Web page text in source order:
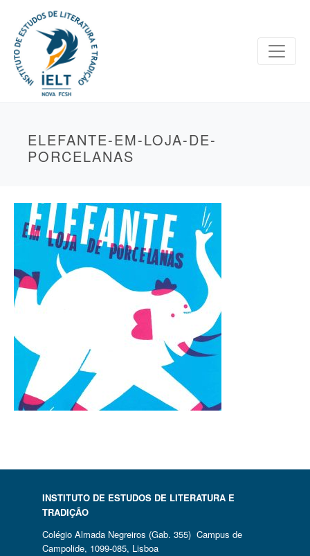
ELEFANTE-EM-LOJA-DE-
PORCELANAS
INSTITUTO DE ESTUDOS DE LITERATURA E
TRADIÇÃO
Colégio Almada Negreiros (Gab. 355) Campus de
Campolide, 1099-085, Lisboa